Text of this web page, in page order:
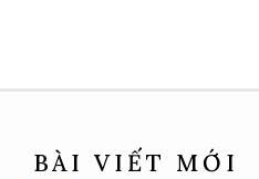
BÀI VIẾT MỚI